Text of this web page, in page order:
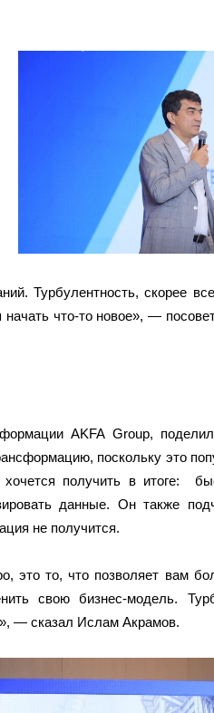
Турбулентность, скорее
что-то новое», —
AKFA Group,
поскольку это
получить в итоге:
данные. Он также
не получится.
это то, что позволяет вам
свою бизнес-модель.
— сказал Ислам Акрамов.